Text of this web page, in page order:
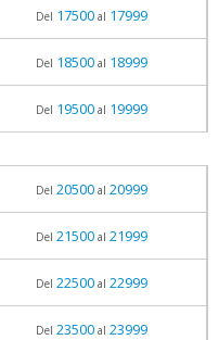
Del 17500al 17999
Del 18500al 18999
Del 19500al 19999
Del 20500al 20999
Del 21500al 21999
Del 22500al 22999
Del 23500al 23999